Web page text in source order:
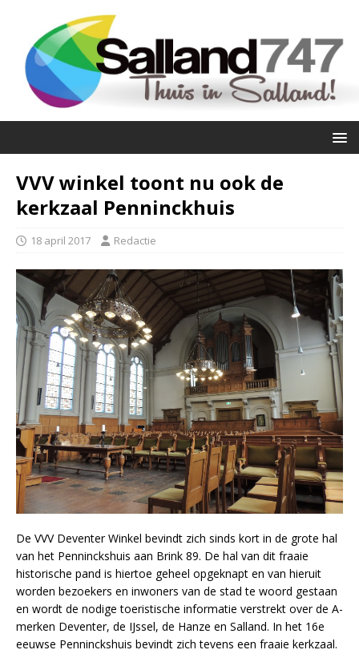
VVV winkel toont nu ook de
kerkzaal Penninckhuis
18 april 2017 Redactie
De VVV Deventer Winkel bevindt zich sinds kort in de grote hal
van het Penninckshuis aan Brink 89. De hal van dit fraaie
historische pand is hiertoe geheel opgeknapt en van hieruit
worden bezoekers en inwoners van de stad te woord gestaan
en wordt de nodige toeristische informatie verstrekt over de A-
merken Deventer, de IJssel, de Hanze en Salland. In het 16e
eeuwse Penninckshuis bevindt zich tevens een fraaie kerkzaal.